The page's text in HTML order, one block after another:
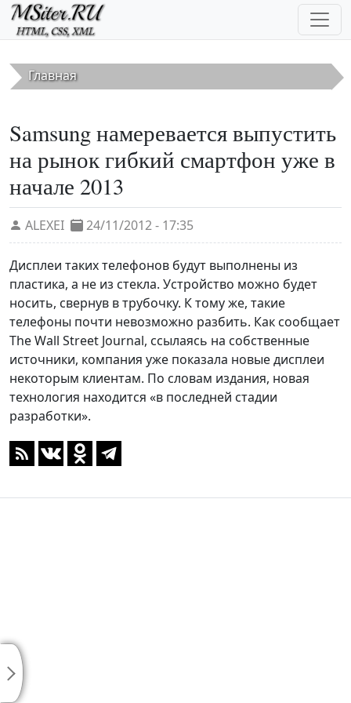
Перейти к основному содержанию
Главная
Samsung намеревается выпустить
на рынок гибкий смартфон уже в
начале 2013
ALEXEI 24/11/2012 - 17:35
Дисплеи таких телефонов будут выполнены из
пластика, а не из стекла. Устройство можно будет
носить, свернув в трубочку. К тому же, такие
телефоны почти невозможно разбить. Как сообщает
The Wall Street Journal, ссылаясь на собственные
источники, компания уже показала новые дисплеи
некоторым клиентам. По словам издания, новая
технология находится «в последней стадии
разработки».